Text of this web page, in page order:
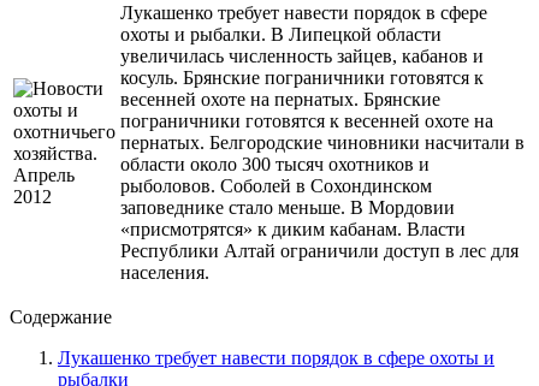
Лукашенко требует навести порядок в сфере
охоты и рыбалки. В Липецкой области
увеличилась численность зайцев, кабанов и
косуль. Брянские пограничники готовятся к
весенней охоте на пернатых. Брянские
пограничники готовятся к весенней охоте на
пернатых. Белгородские чиновники насчитали в
области около 300 тысяч охотников и
рыболовов. Соболей в Сохондинском
заповеднике стало меньше. В Мордовии
«присмотрятся» к диким кабанам. Власти
Республики Алтай ограничили доступ в лес для
населения.
Содержание
Лукашенко требует навести порядок в сфере охоты и
рыбалки